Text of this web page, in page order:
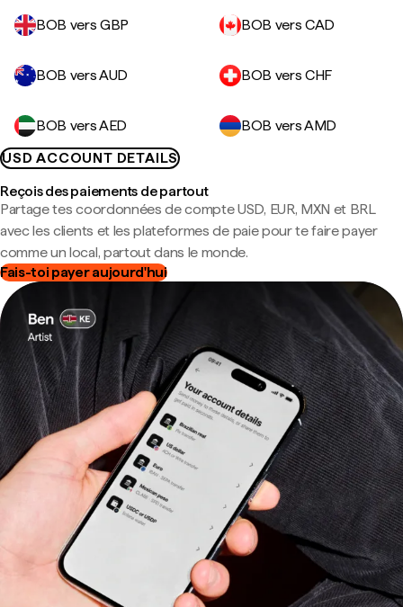
BOB vers GBP BOB vers CAD
BOB vers AUD BOB vers CHF
BOB vers AED
BOB vers AMD
USD ACCOUNT DETAILS
Reçois des paiements de partout
Partage tes coordonnées de compte USD, EUR, MXN et BRL
avec les clients et les plateformes de paie pour te faire payer
comme un local, partout dans le monde.
Fais-toi payer aujourd'hui